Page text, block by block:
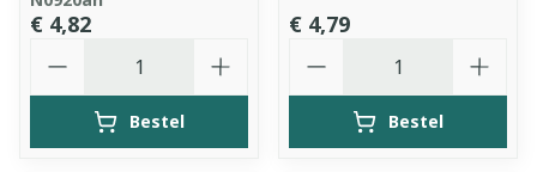
€ 4,82
Bestel
€ 4,79
Bestel